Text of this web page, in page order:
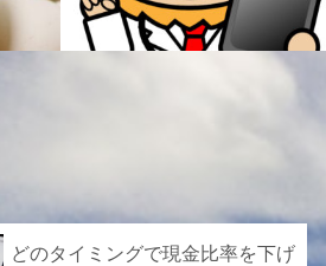
どのタイミングで現金比率を下げ